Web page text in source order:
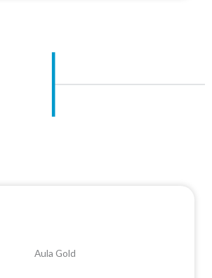
Aula Gold